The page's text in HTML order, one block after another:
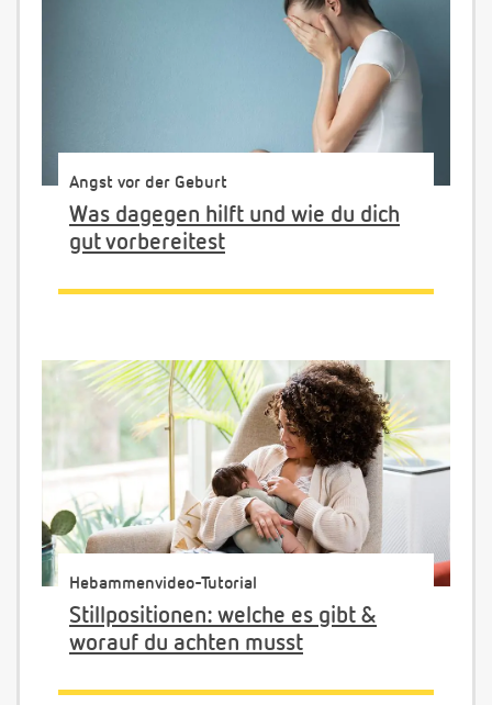
Angst vor der Geburt
Was dagegen hilft und wie du dich
gut vorbereitest
Hebammenvideo-Tutorial
Stillpositionen: welche es gibt &
worauf du achten musst